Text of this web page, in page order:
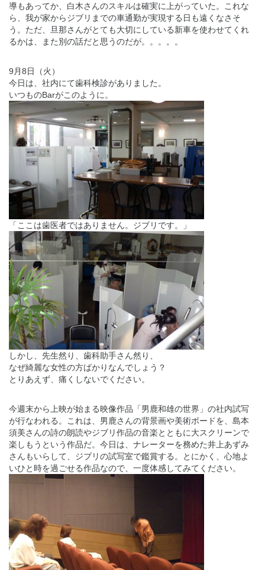
導もあってか、白木さんのスキルは確実に上がっていた。これな
ら、我が家からジブリまでの車通勤が実現する日も遠くなさそ
う。ただ、旦那さんがとても大切にしている新車を使わせてくれ
るかは、また別の話だと思うのだが。。。。。
9月8日（火）
今日は、社内にて歯科検診がありました。
いつものBarがこのように。
「ここは歯医者ではありません。ジブリです。」
しかし、先生然り、歯科助手さん然り、
なぜ綺麗な女性の方ばかりなんでしょう？
とりあえず、痛くしないでください。
今週末から上映が始まる映像作品「男鹿和雄の世界」の社内試写
が行なわれる。これは、男鹿さんの背景画や美術ボードを、島本
須美さんの詩の朗読やジブリ作品の音楽とともに大スクリーンで
楽しもうという作品だ。今日は、ナレーターを務めた井上あずみ
さんもいらして、ジブリの試写室で鑑賞する。とにかく、心地よ
いひと時を過ごせる作品なので、一度体感してみてください。